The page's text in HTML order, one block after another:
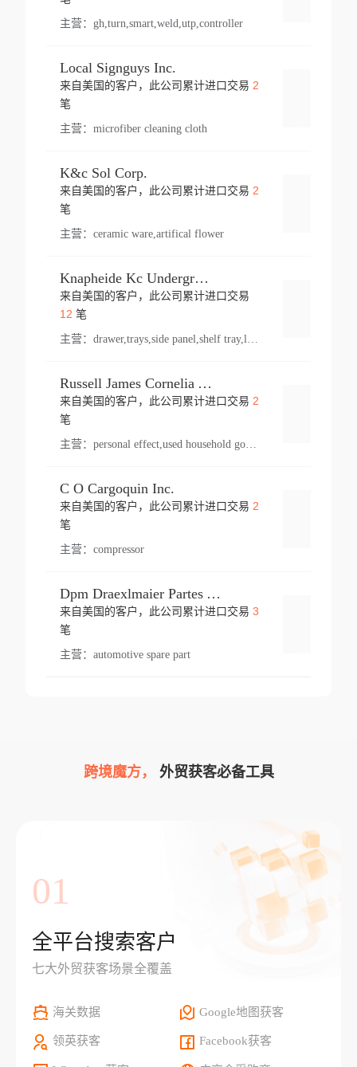
主营： gh,turn,smart,weld,utp,controller
Local Signguys Inc.
来自美国的客户，此公司累计进口交易 2
笔
主营： microfiber cleaning cloth
K&c Sol Corp.
来自美国的客户，此公司累计进口交易 2
笔
主营： ceramic ware,artifical flower
Knapheide Kc Underground
来自美国的客户，此公司累计进口交易
12 笔
主营：
Russell James Cornelia Arlington Va
来自美国的客户，此公司累计进口交易 2
笔
主营： personal effect,used household goods
C O Cargoquin Inc.
来自美国的客户，此公司累计进口交易 2
笔
主营： compressor
Dpm Draexlmaier Partes Automotrices Corr Ind Huejotzingo
来自美国的客户，此公司累计进口交易 3
笔
主营： automotive spare part
跨境魔方， 外贸获客必备工具
01
全平台搜索客户
七大外贸获客场景全覆盖
海关数据 Google地图获客
领英获客 Facebook获客